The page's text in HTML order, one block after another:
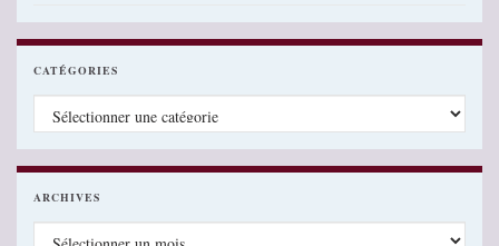
CATÉGORIES
Catégories
ARCHIVES
Archives